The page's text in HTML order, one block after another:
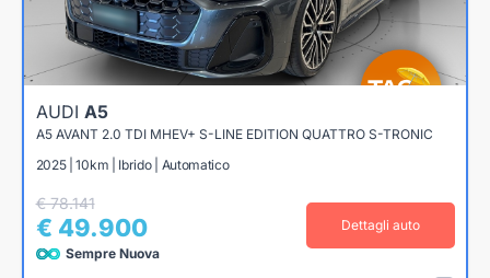
AUDI A5
A5 AVANT 2.0 TDI MHEV+ S-LINE EDITION QUATTRO S-TRONIC
2025 | 10km | Ibrido | Automatico
€ 78.141
€ 49.900
Sempre Nuova
Dettagli auto